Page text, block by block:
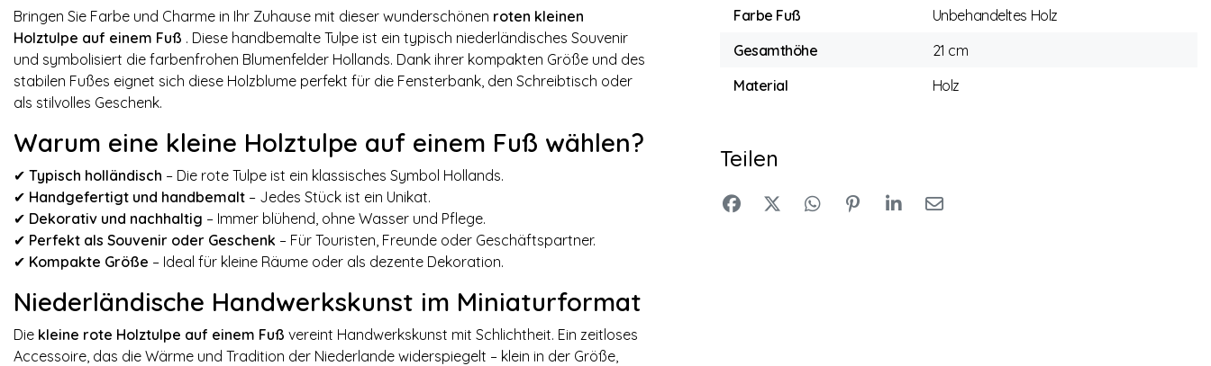
Bringen Sie Farbe und Charme in Ihr Zuhause mit dieser wunderschönen roten kleinen
Holztulpe auf einem Fuß . Diese handbemalte Tulpe ist ein typisch niederländisches Souvenir
und symbolisiert die farbenfrohen Blumenfelder Hollands. Dank ihrer kompakten Größe und des
stabilen Fußes eignet sich diese Holzblume perfekt für die Fensterbank, den Schreibtisch oder
als stilvolles Geschenk.
Warum eine kleine Holztulpe auf einem Fuß wählen?
✔ Typisch holländisch – Die rote Tulpe ist ein klassisches Symbol Hollands.
✔ Handgefertigt und handbemalt – Jedes Stück ist ein Unikat.
✔ Dekorativ und nachhaltig – Immer blühend, ohne Wasser und Pflege.
✔ Perfekt als Souvenir oder Geschenk – Für Touristen, Freunde oder Geschäftspartner.
✔ Kompakte Größe – Ideal für kleine Räume oder als dezente Dekoration.
Niederländische Handwerkskunst im Miniaturformat
Die kleine rote Holztulpe auf einem Fuß vereint Handwerkskunst mit Schlichtheit. Ein zeitloses
Accessoire, das die Wärme und Tradition der Niederlande widerspiegelt – klein in der Größe,
Farbe Fuß
Unbehandeltes Holz
Gesamthöhe
21 cm
Material
Holz
Teilen